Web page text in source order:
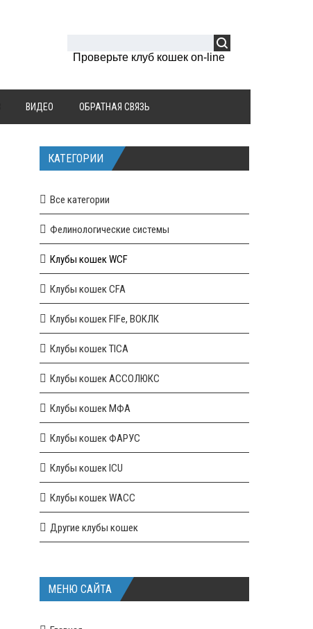
Проверьте клуб кошек on-line
ВИДЕО ОБРАТНАЯ СВЯЗЬ
КАТЕГОРИИ
Все категории
Фелинологические системы
Клубы кошек WCF
Клубы кошек CFA
Клубы кошек FIFe, ВОКЛК
Клубы кошек TICA
Клубы кошек АССОЛЮКС
Клубы кошек МФА
Клубы кошек ФАРУС
Клубы кошек ICU
Клубы кошек WACC
Другие клубы кошек
МЕНЮ САЙТА